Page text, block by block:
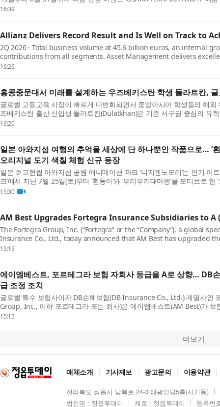
연중 운영되는 ‘OSAKA PIKAPIKA NIGHT’를 ‘여름 축...
16:39
Allianz Delivers Record Result and Is Well on Track to
2Q 2026 · Total business volume at 45.6 billion euros, an internal
contributions from all segments. Asset Management delivers
rises 10.6 percent to a record level of 4.9 billion e...
16:26
홍콩중문대서 미래를 설계하는 우즈베키스탄 학생 둘라트칸,
글로벌 고등교육 시장이 빠르게 다변화되면서 중앙아시아 학생들의 해
즈베키스탄 출신 신입생 둘라트칸(Dulatkhan)은 기존 서구권 중심의 유
국제적 환경을 갖춘 홍콩중문대학교(The Chinese Univ...
16:20
일본 아와지섬 여행의 추억을 세상에 단 하나뿐인 작품으로… ‘흰
오리지널 도기 색칠 체험 신규 등장
일본 효고현립 아와지섬 공원 애니메이션 파크 ‘니지겐노모리’는 인기 어
크’에서 지난 7월 25일(토)부터 ‘흰둥이’와 ‘부리부리대마왕’을 모티브로
했다고 밝혔다. 새롭게 선보이는 이번 체험은...
15:30
AM Best Upgrades Fortegra Insurance Subsidiaries to A
The Fortegra Group, Inc. (“Fortegra” or the “Company”), a global
Insurance Co., Ltd., today announced that AM Best has upgraded
(FSR) of its insurance subsidiaries to A (Excellent) fro...
15:15
에이엠베스트, 포르테그라 보험 자회사 등급을 A로 상향… DB
급 조정 조치
글로벌 특수 보험사이자 DB손해보험(DB Insurance Co., Ltd.) 계열사인
Group, Inc., 이하 포르테그라 또는 회사)은 에이엠베스트(AM Best)가 보
(Financial Strength Rating, FSR)을 ‘A-’(엑설런트)에서 ‘...
15:15
더보기